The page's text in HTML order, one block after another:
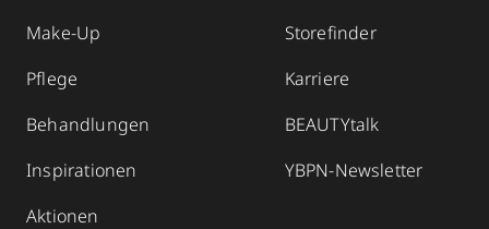
Make-Up
Pflege
Behandlungen
Inspirationen
Aktionen
Storefinder
Karriere
BEAUTYtalk
YBPN-Newsletter